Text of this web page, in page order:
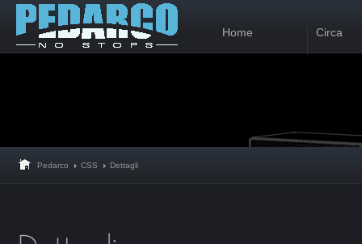
Home Circa
Pedarco CSS Dettagli